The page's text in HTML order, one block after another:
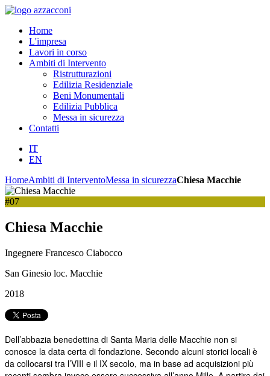
Home
L'impresa
Lavori in corso
Ambiti di Intervento
Ristrutturazioni
Edilizia Residenziale
Beni Monumentali
Edilizia Pubblica
Messa in sicurezza
Contatti
IT
EN
HomeAmbiti di InterventoMessa in sicurezzaChiesa Macchie
#07
Chiesa Macchie
Ingegnere Francesco Ciabocco
San Ginesio loc. Macchie
2018
Dell’abbazia benedettina di Santa Maria delle Macchie non si
conosce la data certa di fondazione. Secondo alcuni storici locali è
da collocarsi tra l’VIII e il IX secolo, ma in base ad acquisizioni più